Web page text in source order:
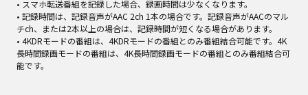
• スマホ転送番組を記録した場合、録画時間は少なくなります。
• 記録時間は、記録音声がAAC 2ch 1本の場合です。記録音声がAACのマル
チch、または2本以上の場合は、記録時間が短くなる場合があります。
• 4KDRモードの番組は、4KDRモードの番組とのみ番組結合可能です。4K
長時間録画モードの番組は、4K長時間録画モードの番組とのみ番組結合可
能です。